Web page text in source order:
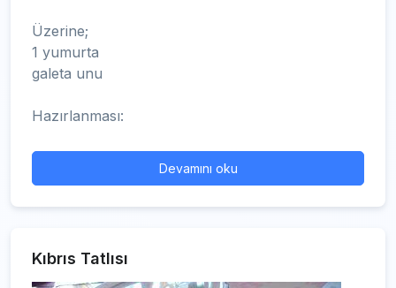
Üzerine;
1 yumurta
galeta unu
Hazırlanması:
Devamını oku
Kıbrıs Tatlısı